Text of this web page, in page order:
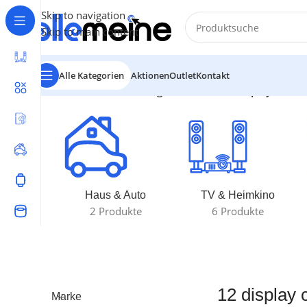
Skip to navigation
Skip to main content
Alle Kategorien AktionenOutletKontakt
Start/Produkte verschlagwortet mit „12 display case“
Haus & Auto
2 Produkte
TV & Heimkino
6 Produkte
Marke 12 display